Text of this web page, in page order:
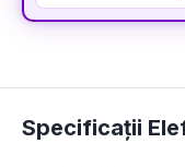
Specificații